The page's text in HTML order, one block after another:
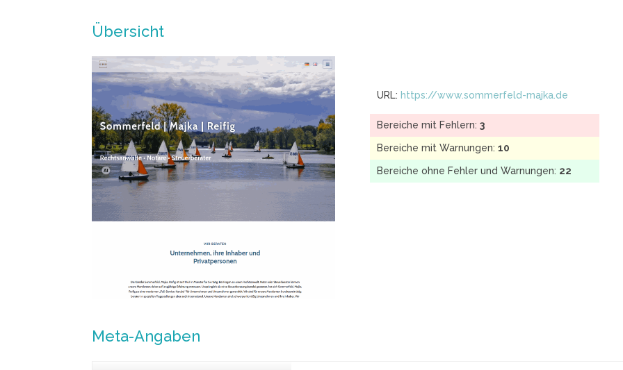
Übersicht
URL: https://www.sommerfeld-majka.de
Bereiche mit Fehlern: 3
Bereiche mit Warnungen: 10
Bereiche ohne Fehler und Warnungen: 22
Meta-Angaben